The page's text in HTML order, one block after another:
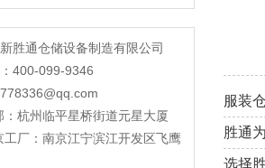
胜通仓储设备制造有限公司
400-099-9346
：杭州临平星桥街道元星大厦
工厂：南京江宁滨江开发区飞鹰
服装
胜通
选择